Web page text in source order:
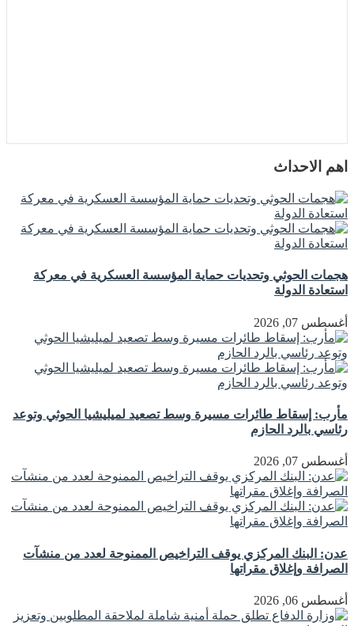
اهم الاحداث
هجمات الحوثي وتحديات حماية المؤسسة العسكرية في معركة
استعادة الدولة
أغسطس 07, 2026
مأرب: إسقاط طائرات مسيرة وسط تصعيد لميليشيا الحوثي وتوعد
رئاسي بالرد الحازم
أغسطس 07, 2026
عدن: البنك المركزي يوقف التراخيص الممنوحة لعدد من منشآت
الصرافة وإغلاق مقراتها
أغسطس 06, 2026